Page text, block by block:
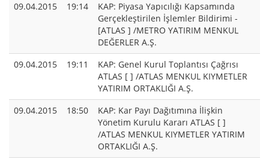
09.04.2015
19:14
KAP: Piyasa Yapıcılığı Kapsamında
Gerçekleştirilen İşlemler Bildirimi -
[ATLAS ] /METRO YATIRIM MENKUL
DEĞERLER A.Ş.
09.04.2015
19:11
KAP: Genel Kurul Toplantısı Çağrısı
ATLAS [ ] /ATLAS MENKUL KIYMETLER
YATIRIM ORTAKLIĞI A.Ş.
09.04.2015
18:50
KAP: Kar Payı Dağıtımına İlişkin
Yönetim Kurulu Kararı ATLAS [ ]
/ATLAS MENKUL KIYMETLER YATIRIM
ORTAKLIĞI A.Ş.